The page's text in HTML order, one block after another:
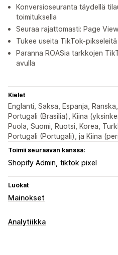
Konversioseuranta täydellä
toimituksella
Seuraa rajattomasti: Page
Tukee useita TikTok-
Paranna ROASia tarkkojen
avulla
Kielet
Englanti, Saksa, Espanja,
Portugali (Brasilia), Kiina
Puola, Suomi, Ruotsi, Korea,
Portugali (Portugali), ja Kiina
Toimii seuraavan kanssa:
Shopify Admin tiktok pixel
Luokat
Mainokset
Kohdentaminen
Analytiikka